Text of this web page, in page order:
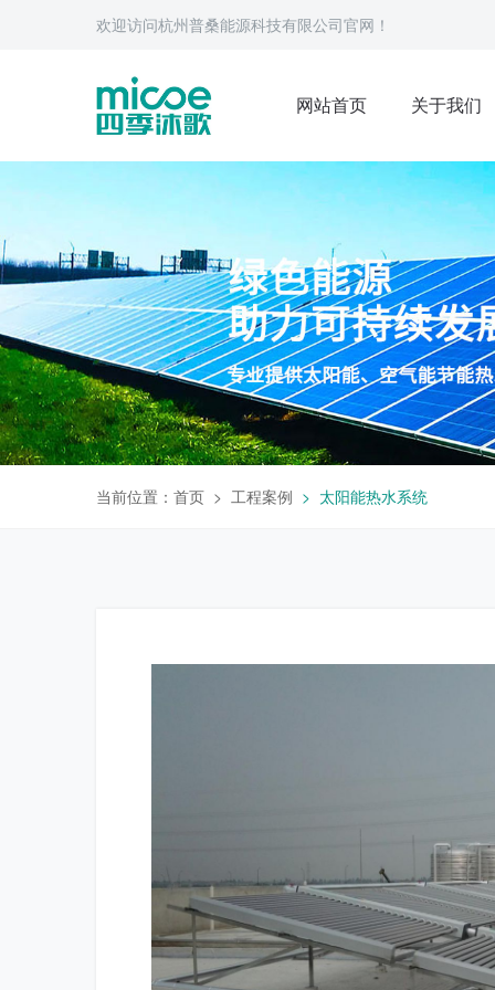
欢迎访问杭州普桑能源科技有限公司官网！
网站首页 关于我们
当前位置： 首页 工程案例 太阳能热水系统